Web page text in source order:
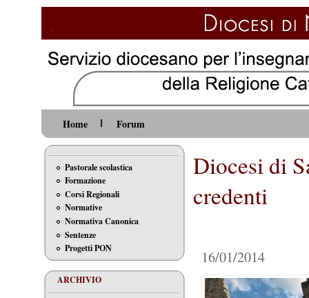
Home Forum
Pastorale scolastica
Formazione
Corsi Regionali
Normative
Normativa Canonica
Sentenze
Progetti PON
ARCHIVIO
Diocesi di
credenti
16/01/2014